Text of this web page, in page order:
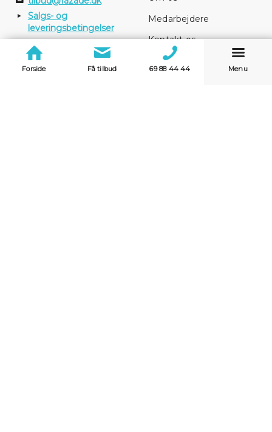
Salgs- og
leveringsbetingelser
Firmabrochure
Medarbejdere
Kontakt os
Forside Få tilbud 69 88 44 44 Menu